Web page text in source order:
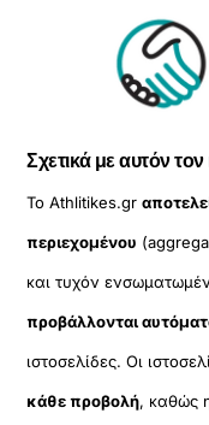
Σχετικά με αυτόν
Το Athlitikes.gr
περιεχομένου
και τυχόν
προβάλλονται
ιστοσελίδες. Οι
κάθε προβολή, καθώς